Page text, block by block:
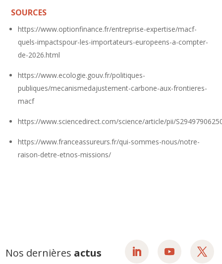
SOURCES
https://www.optionfinance.fr/entreprise-expertise/macf-
quels-impactspour-les-importateurs-europeens-a-compter-
de-2026.html
https://www.ecologie.gouv.fr/politiques-
publiques/mecanismedajustement-carbone-aux-frontieres-
macf
https://www.sciencedirect.com/science/article/pii/
https://www.franceassureurs.fr/qui-sommes-nous/notre-
raison-detre-etnos-missions/
Nos dernières actus